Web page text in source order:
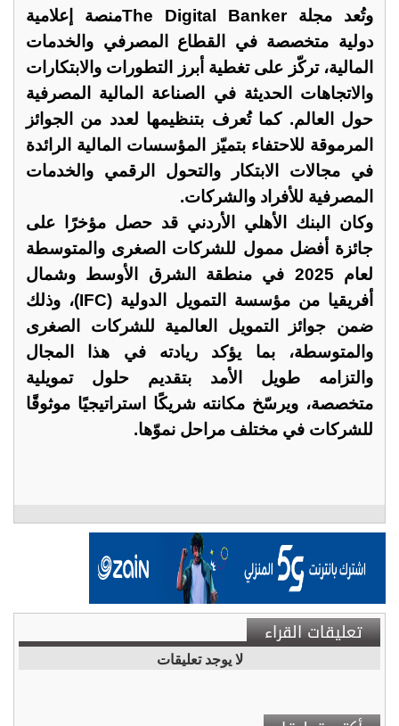
وتُعد مجلة The Digital Bankerمنصة إعلامية
دولية متخصصة في القطاع المصرفي والخدمات
المالية، تركّز على تغطية أبرز التطورات والابتكارات
والاتجاهات الحديثة في الصناعة المالية المصرفية
حول العالم. كما تُعرف بتنظيمها لعدد من الجوائز
المرموقة للاحتفاء بتميّز المؤسسات المالية الرائدة
في مجالات الابتكار والتحول الرقمي والخدمات
المصرفية للأفراد والشركات.
وكان البنك الأهلي الأردني قد حصل مؤخرًا على
جائزة أفضل ممول للشركات الصغرى والمتوسطة
لعام 2025 في منطقة الشرق الأوسط وشمال
أفريقيا من مؤسسة التمويل الدولية (IFC)، وذلك
ضمن جوائز التمويل العالمية للشركات الصغرى
والمتوسطة، بما يؤكد ريادته في هذا المجال
والتزامه طويل الأمد بتقديم حلول تمويلية
متخصصة، ويرسّخ مكانته شريكًا استراتيجيًا موثوقًا
للشركات في مختلف مراحل نموّها.
تعليقات القراء
لا يوجد تعليقات